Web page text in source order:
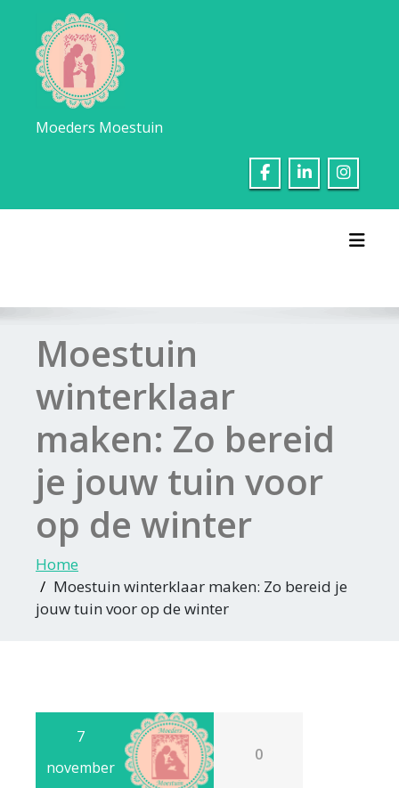
inhoud
Moeders Moestuin
Moestuin
winterklaar
maken: Zo bereid
je jouw tuin voor
op de winter
Home
Moestuin winterklaar maken: Zo bereid je
jouw tuin voor op de winter
7
november
0